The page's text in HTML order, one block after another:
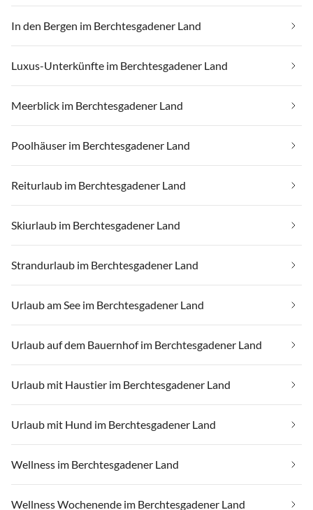
In den Bergen im Berchtesgadener Land
Luxus-Unterkünfte im Berchtesgadener Land
Meerblick im Berchtesgadener Land
Poolhäuser im Berchtesgadener Land
Reiturlaub im Berchtesgadener Land
Skiurlaub im Berchtesgadener Land
Strandurlaub im Berchtesgadener Land
Urlaub am See im Berchtesgadener Land
Urlaub auf dem Bauernhof im Berchtesgadener Land
Urlaub mit Haustier im Berchtesgadener Land
Urlaub mit Hund im Berchtesgadener Land
Wellness im Berchtesgadener Land
Wellness Wochenende im Berchtesgadener Land